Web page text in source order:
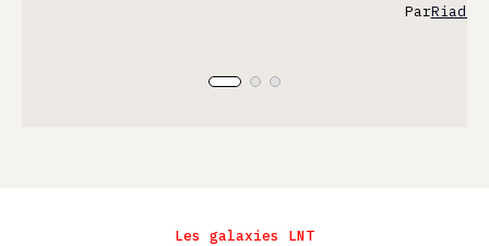
ParRiad
Les galaxies LNT